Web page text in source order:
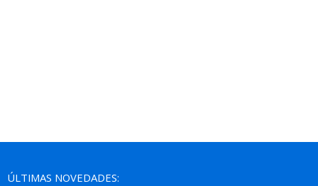
ÚLTIMAS NOVEDADES: